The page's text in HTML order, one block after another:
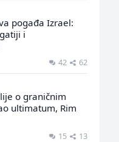
pogađa Izrael:
i
42 62
o graničnim
ultimatum, Rim
15 13